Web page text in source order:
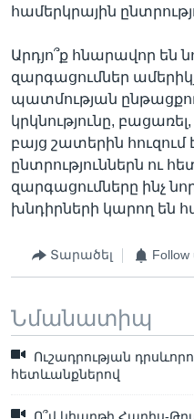
համերկրային
Արդյո՞ք հնարավոր են
զարգացումներ
պատմության
կրկնությունը,
բայց շատերին հուզում
ընտրություններն ու
զարգացումները ինչ
խնդիրների կարող են
Տարածել Follow
Նմանատիպ
Ուշադրության
հետևանքներով